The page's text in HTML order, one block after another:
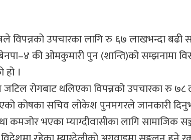
विपन्नको उपचारका लागि रु ६७ लाखभन्दा बढी
की ओमकुमारी पुन (शान्ति)को सम्झनामा
।
जटिल रोगबाट थलिएका विपन्नको उपचारका रु
कोषका सचिव लोकेश पुनमगरले जानकारी
भएका म्याग्दीवासीका लागि सामाजिक